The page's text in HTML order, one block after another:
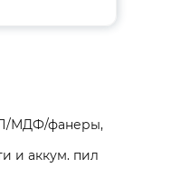
МДФ/фанеры,
и аккум. пил